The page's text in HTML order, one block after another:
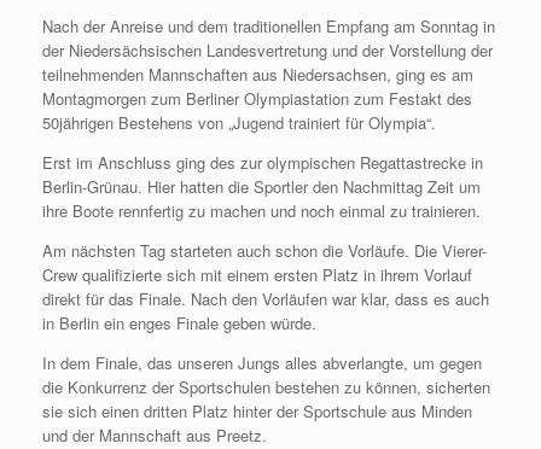
Nach der Anreise und dem traditionellen Empfang am Sonntag in
der Niedersächsischen Landesvertretung und der Vorstellung der
teilnehmenden Mannschaften aus Niedersachsen, ging es am
Montagmorgen zum Berliner Olympiastation zum Festakt des
50jährigen Bestehens von „Jugend trainiert für Olympia“.
Erst im Anschluss ging des zur olympischen Regattastrecke in
Berlin-Grünau. Hier hatten die Sportler den Nachmittag Zeit um
ihre Boote rennfertig zu machen und noch einmal zu trainieren.
Am nächsten Tag starteten auch schon die Vorläufe. Die Vierer-
Crew qualifizierte sich mit einem ersten Platz in ihrem Vorlauf
direkt für das Finale. Nach den Vorläufen war klar, dass es auch
in Berlin ein enges Finale geben würde.
In dem Finale, das unseren Jungs alles abverlangte, um gegen
die Konkurrenz der Sportschulen bestehen zu können, sicherten
sie sich einen dritten Platz hinter der Sportschule aus Minden
und der Mannschaft aus Preetz.